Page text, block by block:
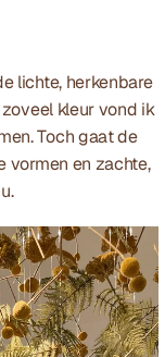
lichte, herkenbare
kleur vond ik
Toch gaat de
vormen en zachte,